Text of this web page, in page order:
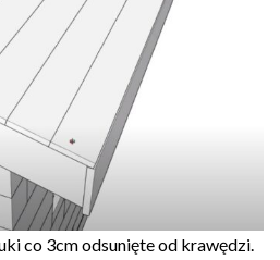
co 3cm odsunięte od krawędzi.